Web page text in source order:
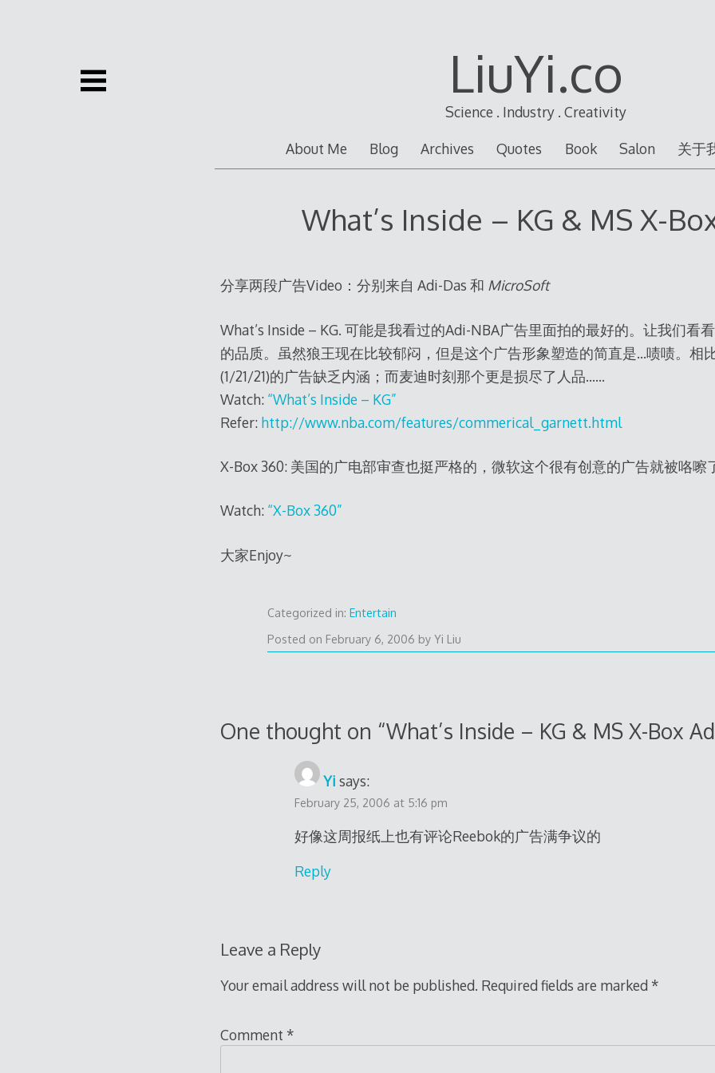
LiuYi.co
Science . Industry . Creativity
About Me Blog Archives Quotes Book Salon 关于
What’s Inside – KG & MS X-
分享两段广告Video：分别来自 Adi-Das 和 MicroSoft
What’s Inside – KG. 可能是我看过的Adi-NBA广告里面拍的最好的。让我们看
的品质。虽然狼王现在比较郁闷，但是这个广告形象塑造的简直是…啧啧。相
(1/21/21)的广告缺乏内涵；而麦迪时刻那个更是损尽了人品……
Watch: “What’s Inside – KG”
Refer: http://www.nba.com/features/commerical_garnett.html
X-Box 360: 美国的广电部审查也挺严格的，微软这个很有创意的广告就被咯嚓
Watch: “X-Box 360”
大家Enjoy~
Categorized in:Entertain
Posted on February 6, 2006 byYi Liu
One thought on “What’s Inside – KG & MS X-Box
Yi says:
February 25, 2006 at 5:16 pm
好像这周报纸上也有评论Reebok的广告满争议的
Reply
Leave a Reply
Your email address will not be published. Required fields are marked *
Comment *